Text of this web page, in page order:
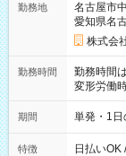
期間なし
勤務地
名古屋市
愛知県名
株式会
勤務時間
勤務時間
変形労働時間
10/26 全
～9/19のみ
00
期間 単発・1日
特徴 日払いOK